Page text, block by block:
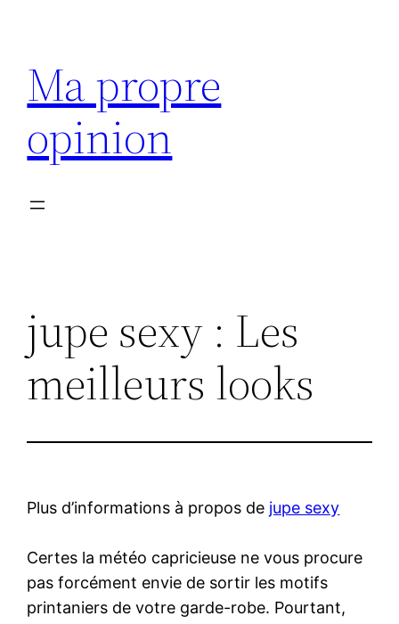
contenu
Ma propre
opinion
jupe sexy : Les
meilleurs looks
Plus d’informations à propos de jupe sexy
Certes la météo capricieuse ne vous procure
pas forcément envie de sortir les motifs
printaniers de votre garde-robe. Pourtant,